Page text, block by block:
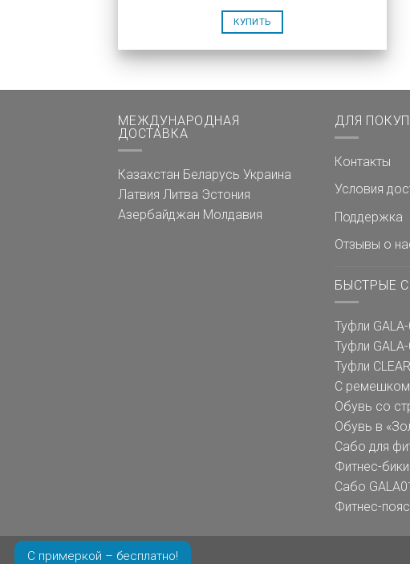
КУПИТЬ
МЕЖДУНАРОДНАЯ
ДОСТАВКА
Казахстан Беларусь Украина
Латвия Литва Эстония
Азербайджан Молдавия
ДЛЯ
Контакты
Условия
Поддержка
Отзывы о
БЫСТРЫЕ
Туфли GALA-
Туфли
Туфли
С ремешком
Обувь со
Обувь в
Сабо для
Фитнес-
Сабо
Фитнес-
С примеркой – бесплатно!